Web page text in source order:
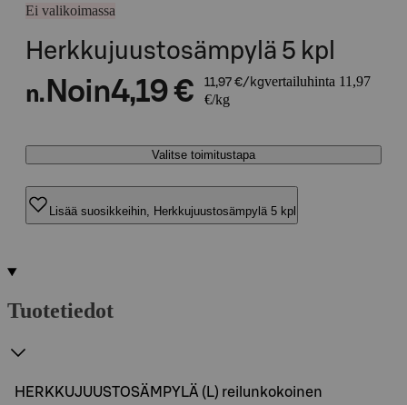
Ei valikoimassa
Herkkujuustosämpylä 5 kpl
n. Noin4,19 € 11,97 €/kgvertailuhinta 11,97
€/kg
Valitse toimitustapa
Lisää suosikkeihin, Herkkujuustosämpylä 5 kpl
Tuotetiedot
HERKKUJUUSTOSÄMPYLÄ (L) reilunkokoinen